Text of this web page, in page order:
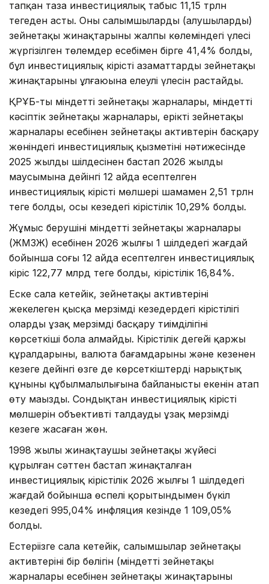
тапқан таза инвестициялық табыс 11,15 трлн
теңгеден асты. Оның салымшылардың (алушылардың)
зейнетақы жинақтарының жалпы көлеміндегі үлесі
жүргізілген төлемдер есебімен бірге 41,4% болды,
бұл инвестициялық кірістің азаматтардың зейнетақы
жинақтарының ұлғаюына елеулі үлесін растайды.
ҚРҰБ-тың міндетті зейнетақы жарналары, міндетті
кәсіптік зейнетақы жарналары, ерікті зейнетақы
жарналары есебінен зейнетақы активтерін басқару
жөніндегі инвестициялық қызметінің нәтижесінде
2025 жылдың шілдесінен бастап 2026 жылдың
маусымына дейінгі 12 айда есептелген
инвестициялық кірістің мөлшері шамамен 2,51 трлн
теңге болды, осы кезеңдегі кірістілік 10,29% болды.
Жұмыс берушінің міндетті зейнетақы жарналары
(ЖМЗЖ) есебінен 2026 жылғы 1 шілдедегі жағдай
бойынша соңғы 12 айда есептелген инвестициялық
кіріс 122,77 млрд теңге болды, кірістілік 16,84%.
Еске сала кетейік, зейнетақы активтерінің
жекелеген қысқа мерзімді кезеңдердегі кірістілігі
оларды ұзақ мерзімді басқару тиімділігінің
көрсеткіші бола алмайды. Кірістілік деңгейі қаржы
құралдарының, валюта бағамдарының және кезеңнен
кезеңге дейінгі өзге де көрсеткіштердің нарықтық
құнының құбылмалылығына байланысты екенін атап
өту маңызды. Сондықтан инвестициялық кірістің
мөлшерін объективті талдауды ұзақ мерзімді
кезеңге жасаған жөн.
1998 жылы жинақтаушы зейнетақы жүйесі
құрылған сәттен бастап жинақталған
инвестициялық кірістілік 2026 жылғы 1 шілдедегі
жағдай бойынша өспелі қорытындымен бүкіл
кезеңдегі 995,04% инфляция кезінде 1 109,05%
болды.
Естеріңізге сала кетейік, салымшылар зейнетақы
активтерінің бір бөлігін (міндетті зейнетақы
жарналары есебінен зейнетақы жинақтарының